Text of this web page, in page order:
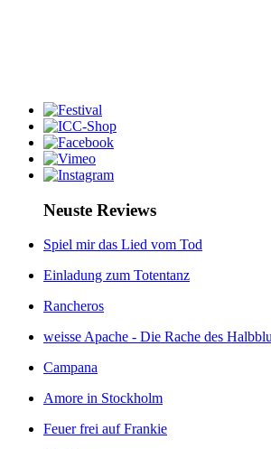
Neuste Reviews
Spiel mir das Lied vom Tod
Einladung zum Totentanz
Rancheros
weisse Apache - Die Rache des
Campana
Amore in Stockholm
Feuer frei auf Frankie